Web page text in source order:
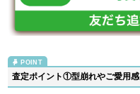
査定ポイント①型崩れやご愛用感